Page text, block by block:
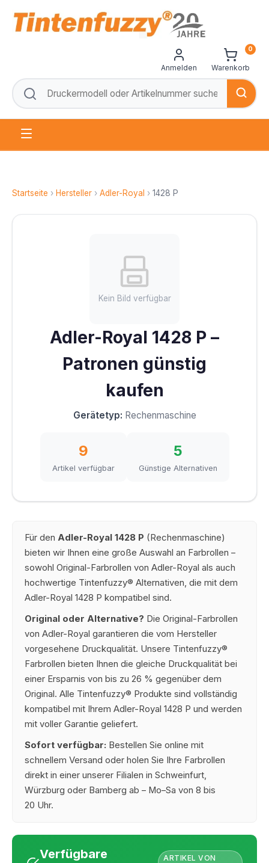
Anmelden Warenkorb
0
Startseite › Hersteller › Adler-Royal › 1428 P
Kein Bild verfügbar
Adler-Royal 1428 P –
Patronen günstig
kaufen
Gerätetyp: Rechenmaschine
9
Artikel verfügbar
5
Günstige Alternativen
Für den Adler-Royal 1428 P (Rechenmaschine)
bieten wir Ihnen eine große Auswahl an Farbrollen –
sowohl Original-Farbrollen von Adler-Royal als auch
hochwertige Tintenfuzzy® Alternativen, die mit dem
Adler-Royal 1428 P kompatibel sind.
Original oder Alternative? Die Original-Farbrollen
von Adler-Royal garantieren die vom Hersteller
vorgesehene Druckqualität. Unsere Tintenfuzzy®
Farbrollen bieten Ihnen die gleiche Druckqualität bei
einer Ersparnis von bis zu 26 % gegenüber dem
Original. Alle Tintenfuzzy® Produkte sind vollständig
kompatibel mit Ihrem Adler-Royal 1428 P und werden
mit voller Garantie geliefert.
Sofort verfügbar: Bestellen Sie online mit
schnellem Versand oder holen Sie Ihre Farbrollen
direkt in einer unserer Filialen in Schweinfurt,
Würzburg oder Bamberg ab – Mo–Sa von 8 bis
20 Uhr.
Verfügbare
ARTIKEL VON